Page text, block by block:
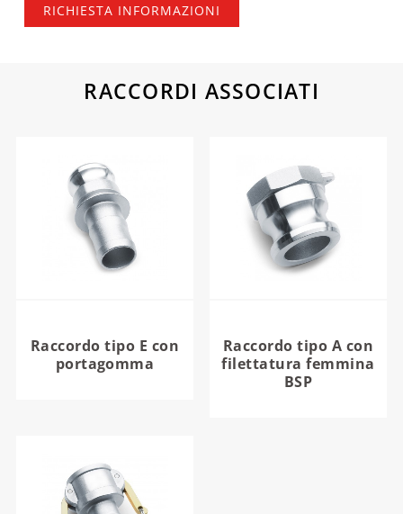
RICHIESTA INFORMAZIONI
RACCORDI ASSOCIATI
Raccordo tipo E con
portagomma
Raccordo tipo A con
filettatura femmina
BSP